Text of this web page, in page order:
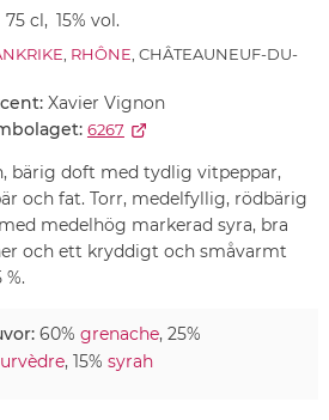
75 cl, 15% vol.
RHÔNE , CHÂTEAUNEUF-DU-
Xavier Vignon
6267
bärig doft med tydlig vitpeppar,
och fat. Torr, medelfyllig, rödbärig
medelhög markerad syra, bra
och ett kryddigt och småvarmt
%.
60% grenache, 25%
, 15% syrah